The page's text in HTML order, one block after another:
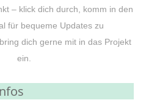
– klick dich durch, komm in den
für bequeme Updates zu
dich gerne mit in das Projekt
ein.